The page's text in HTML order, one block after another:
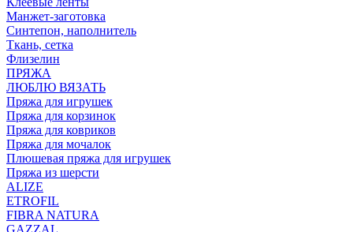
Манжет-заготовка
Синтепон, наполнитель
Ткань, сетка
Флизелин
ПРЯЖА
ЛЮБЛЮ ВЯЗАТЬ
Пряжа для игрушек
Пряжа для корзинок
Пряжа для ковриков
Пряжа для мочалок
Плюшевая пряжа для игрушек
Пряжа из шерсти
ALIZE
ETROFIL
FIBRA NATURA
GAZZAL